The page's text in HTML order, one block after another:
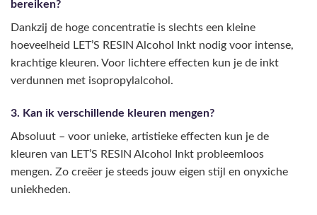
bereiken?
Dankzij de hoge concentratie is slechts een kleine
hoeveelheid LET’S RESIN Alcohol Inkt nodig voor intense,
krachtige kleuren. Voor lichtere effecten kun je de inkt
verdunnen met isopropylalcohol.
3. Kan ik verschillende kleuren mengen?
Absoluut – voor unieke, artistieke effecten kun je de
kleuren van LET’S RESIN Alcohol Inkt probleemloos
mengen. Zo creëer je steeds jouw eigen stijl en onyxiche
uniekheden.